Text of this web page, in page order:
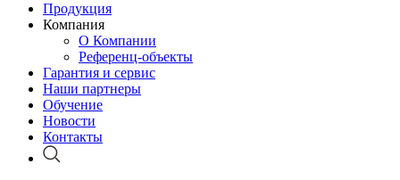
Продукция
Компания
О Компании
Референц-объекты
Гарантия и сервис
Наши партнеры
Обучение
Новости
Контакты